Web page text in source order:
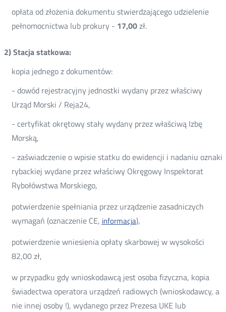
opłata od złożenia dokumentu stwierdzającego udzielenie
pełnomocnictwa lub prokury - 17,00zł.
2) Stacja statkowa:
kopia jednego z dokumentów:
- dowód rejestracyjny jednostki wydany przez właściwy
Urząd Morski / Reja24,
- certyfikat okrętowy stały wydany przez właściwą Izbę
Morską,
- zaświadczenie o wpisie statku do ewidencji i nadaniu oznaki
rybackiej wydane przez właściwy Okręgowy Inspektorat
Rybołówstwa Morskiego,
potwierdzenie spełniania przez urządzenie zasadniczych
wymagań (oznaczenie CE, informacja),
potwierdzenie wniesienia opłaty skarbowej w wysokości
82,00 zł,
w przypadku gdy wnioskodawcą jest osoba fizyczna, kopia
świadectwa operatora urządzeń radiowych (wnioskodawcy, a
nie innej osoby !), wydanego przez Prezesa UKE lub